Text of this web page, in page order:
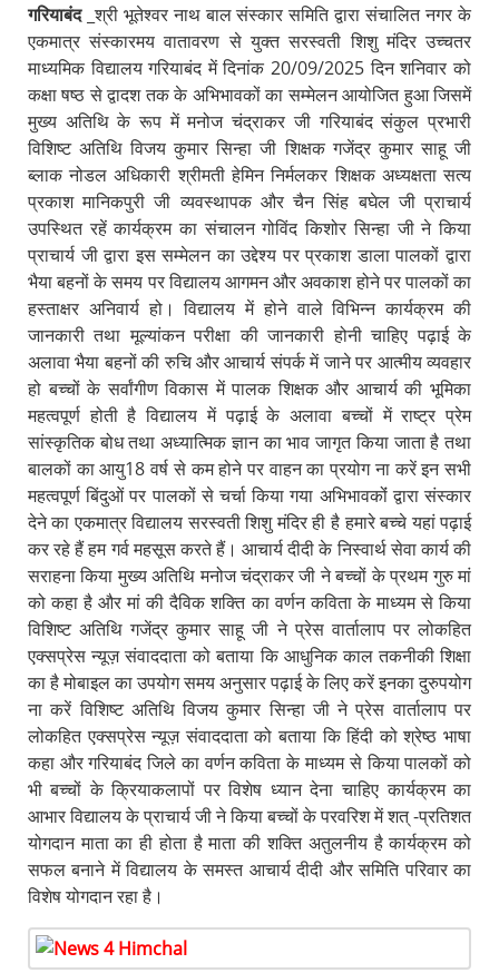
गरियाबंद_श्री भूतेश्वर नाथ बाल संस्कार समिति द्वारा संचालित नगर के
एकमात्र संस्कारमय वातावरण से युक्त सरस्वती शिशु मंदिर उच्चतर
माध्यमिक विद्यालय गरियाबंद में दिनांक 20/09/2025 दिन शनिवार को
कक्षा षष्ठ से द्वादश तक के अभिभावकों का सम्मेलन आयोजित हुआ जिसमें
मुख्य अतिथि के रूप में मनोज चंद्राकर जी गरियाबंद संकुल प्रभारी
विशिष्ट अतिथि विजय कुमार सिन्हा जी शिक्षक गजेंद्र कुमार साहू जी
ब्लाक नोडल अधिकारी श्रीमती हेमिन निर्मलकर शिक्षक अध्यक्षता सत्य
प्रकाश मानिकपुरी जी व्यवस्थापक और चैन सिंह बघेल जी प्राचार्य
उपस्थित रहें कार्यक्रम का संचालन गोविंद किशोर सिन्हा जी ने किया
प्राचार्य जी द्वारा इस सम्मेलन का उद्देश्य पर प्रकाश डाला पालकों द्वारा
भैया बहनों के समय पर विद्यालय आगमन और अवकाश होने पर पालकों का
हस्ताक्षर अनिवार्य हो। विद्यालय में होने वाले विभिन्न कार्यक्रम की
जानकारी तथा मूल्यांकन परीक्षा की जानकारी होनी चाहिए पढ़ाई के
अलावा भैया बहनों की रुचि और आचार्य संपर्क में जाने पर आत्मीय व्यवहार
हो बच्चों के सर्वांगीण विकास में पालक शिक्षक और आचार्य की भूमिका
महत्वपूर्ण होती है विद्यालय में पढ़ाई के अलावा बच्चों में राष्ट्र प्रेम
सांस्कृतिक बोध तथा अध्यात्मिक ज्ञान का भाव जागृत किया जाता है तथा
बालकों का आयु18 वर्ष से कम होने पर वाहन का प्रयोग ना करें इन सभी
महत्वपूर्ण बिंदुओं पर पालकों से चर्चा किया गया अभिभावकोंं द्वारा संस्कार
देने का एकमात्र विद्यालय सरस्वती शिशु मंदिर ही है हमारे बच्चे यहां पढ़ाई
कर रहे हैं हम गर्व महसूस करते हैं। आचार्य दीदी के निस्वार्थ सेवा कार्य की
सराहना किया मुख्य अतिथि मनोज चंद्राकर जी ने बच्चों के प्रथम गुरु मां
को कहा है और मां की दैविक शक्ति का वर्णन कविता के माध्यम से किया
विशिष्ट अतिथि गजेंद्र कुमार साहू जी ने प्रेस वार्तालाप पर लोकहित
एक्सप्रेस न्यूज़ संवाददाता को बताया कि आधुनिक काल तकनीकी शिक्षा
का है मोबाइल का उपयोग समय अनुसार पढ़ाई के लिए करें‌ इनका दुरुपयोग
ना करें विशिष्ट अतिथि विजय कुमार सिन्हा जी ने प्रेस वार्तालाप पर
लोकहित एक्सप्रेस न्यूज़ संवाददाता को बताया कि हिंदी को श्रेष्ठ भाषा
कहा और गरियाबंद जिले का वर्णन कविता के माध्यम से किया पालकों को
भी बच्चों के क्रियाकलापों पर विशेष ध्यान देना चाहिए कार्यक्रम का
आभार विद्यालय के प्राचार्य जी ने किया बच्चों के परवरिश में शत् -प्रतिशत
योगदान माता का ही होता है माता की शक्ति अतुलनीय है कार्यक्रम को
सफल बनाने में विद्यालय के समस्त आचार्य दीदी और समिति परिवार का
विशेष योगदान रहा है।